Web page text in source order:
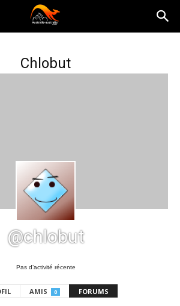
Chlobut
@chlobut
Pas d’activité récente
AMIS 0 FORUMS